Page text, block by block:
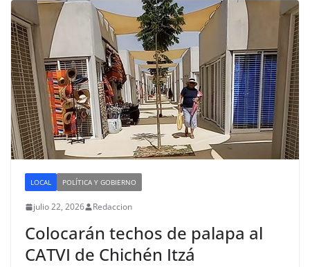
LOCAL POLÍTICA Y GOBIERNO
julio 22, 2026 Redaccion
Colocarán techos de palapa al
CATVI de Chichén Itzá